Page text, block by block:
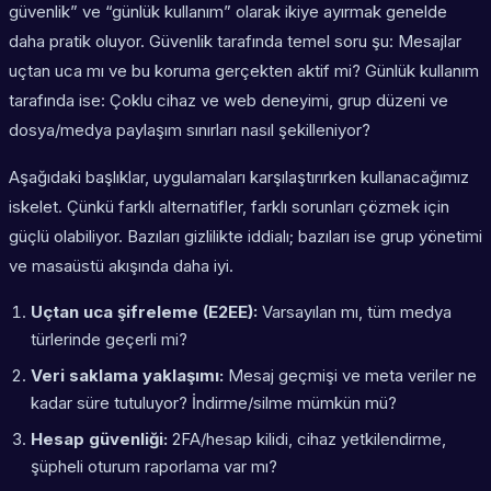
güvenlik” ve “günlük kullanım” olarak ikiye ayırmak genelde
daha pratik oluyor. Güvenlik tarafında temel soru şu: Mesajlar
uçtan uca mı ve bu koruma gerçekten aktif mi? Günlük kullanım
tarafında ise: Çoklu cihaz ve web deneyimi, grup düzeni ve
dosya/medya paylaşım sınırları nasıl şekilleniyor?
Aşağıdaki başlıklar, uygulamaları karşılaştırırken kullanacağımız
iskelet. Çünkü farklı alternatifler, farklı sorunları çözmek için
güçlü olabiliyor. Bazıları gizlilikte iddialı; bazıları ise grup yönetimi
ve masaüstü akışında daha iyi.
Uçtan uca şifreleme (E2EE): Varsayılan mı, tüm medya
türlerinde geçerli mi?
Veri saklama yaklaşımı: Mesaj geçmişi ve meta veriler ne
kadar süre tutuluyor? İndirme/silme mümkün mü?
Hesap güvenliği: 2FA/hesap kilidi, cihaz yetkilendirme,
şüpheli oturum raporlama var mı?